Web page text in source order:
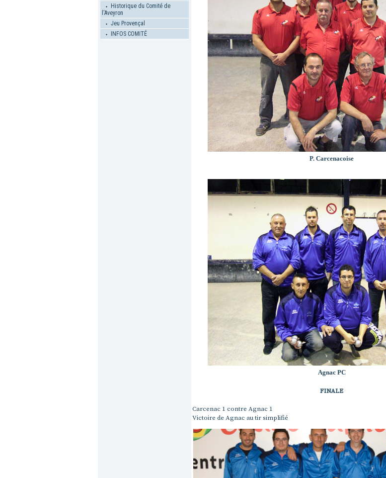
Historique du Comité de
l'Aveyron
Jeu Provençal
INFOS COMITÉ
P. Carcenacoise
Agnac PC
FINALE
Carcenac 1 contre Agnac 1
Victoire de Agnac au tir simplifié